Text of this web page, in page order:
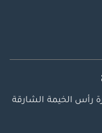
رأس الخيمة الشارقة